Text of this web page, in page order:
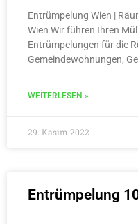
Entrümpelung Wien |
Wien Wir führen Ihren
Entrümpelungen für die
Gemeindewohnungen,
WEITERLESEN »
29. Kasım 2022
Entrümpelung